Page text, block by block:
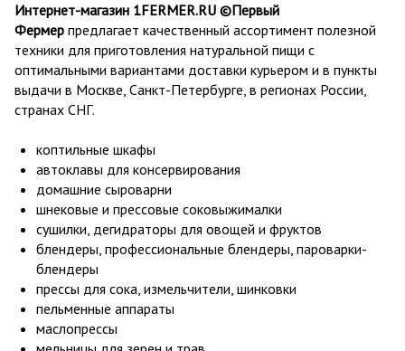
Интернет-магазин 1FERMER.RU ©Первый
Фермер предлагает качественный ассортимент полезной
техники для приготовления натуральной пищи с
оптимальными вариантами доставки курьером и в пункты
выдачи в Москве, Санкт-Петербурге, в регионах России,
странах СНГ.
коптильные шкафы
автоклавы для консервирования
домашние сыроварни
шнековые и прессовые соковыжималки
сушилки, дегидраторы для овощей и фруктов
блендеры, профессиональные блендеры, пароварки-
блендеры
прессы для сока, измельчители, шинковки
пельменные аппараты
маслопрессы